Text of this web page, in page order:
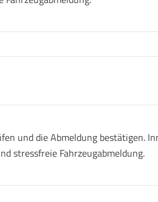
und die Abmeldung bestätigen.
stressfreie Fahrzeugabmeldung.